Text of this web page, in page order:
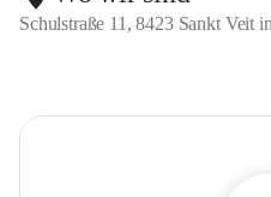
Schulstraße 11, 8423 Sankt Veit